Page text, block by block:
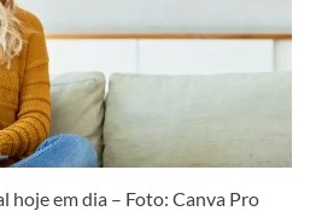
hoje em dia – Foto: Canva Pro